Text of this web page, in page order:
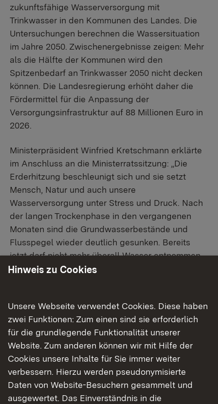
zukunftsfähige Wasserversorgung mit
Trinkwasser in den Kommunen des Landes. Die
Untersuchungen berechnen die Wassersituation
im Jahre 2050. Zwischenergebnisse zeigen: Mehr
als die Hälfte der Kommunen wird den
Spitzenbedarf an Trinkwasser 2050 nicht decken
können. Die Landesregierung erhöht daher die
Fördermittel für die Anpassung der
Versorgungsinfrastruktur auf 88 Millionen Euro in
2026.
Ministerpräsident Winfried Kretschmann erklärte
im Anschluss an die Ministerratssitzung: „Die
Erderhitzung beschleunigt sich und sie setzt
Mensch, Natur und auch unsere
Wasserversorgung unter Stress und Druck. Nach
der langen Trockenphase in den vergangenen
Monaten sind die Grundwasserbestände und
Flusspegel wieder deutlich gesunken. Bereits
jetzt darf nicht mehr überall Wasser entnommen
werden. Dies wird sich künftig noch verschärfen.
im engen Schulterschluss mit unseren
Kommunen.“
Umweltministerin Thekla Walker ergänzte:
„Wassermangel bedroht unsere Freiheit. In
Frankreich haben Gemeinden bereits den Bau
neuer Häuser und die Ansiedlung von
Landwirtschaft untersagt, weil das
Hinweis zu Cookies
Unsere Webseite verwendet Cookies. Diese haben
zwei Funktionen: Zum einen sind sie erforderlich
für die grundlegende Funktionalität unserer
Website. Zum anderen können wir mit Hilfe der
Cookies unsere Inhalte für Sie immer weiter
verbessern. Hierzu werden pseudonymisierte
Daten von Website-Besuchern gesammelt und
ausgewertet. Das Einverständnis in die